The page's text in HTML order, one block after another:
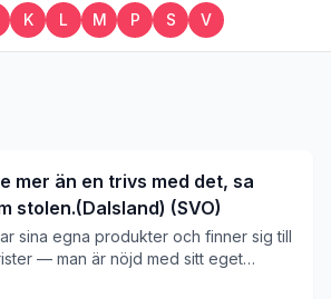
K L M P S V
mer än en trivs med det, sa
stolen.(Dalsland) (SVO)
sina egna produkter och finner sig till
— man är nöjd med sitt eget
fel.